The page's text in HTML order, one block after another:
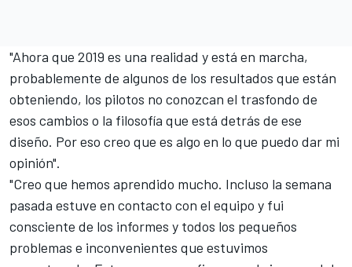
"Ahora que 2019 es una realidad y está en marcha,
probablemente de algunos de los resultados que están
obteniendo, los pilotos no conozcan el trasfondo de
esos cambios o la filosofía que está detrás de ese
diseño. Por eso creo que es algo en lo que puedo dar mi
opinión".
"Creo que hemos aprendido mucho. Incluso la semana
pasada estuve en contacto con el equipo y fui
consciente de los informes y todos los pequeños
problemas e inconvenientes que estuvimos